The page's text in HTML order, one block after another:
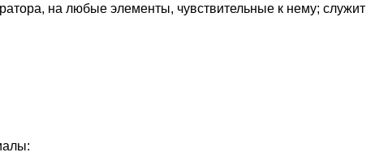
на любые элементы, чувствительные к нему; служит